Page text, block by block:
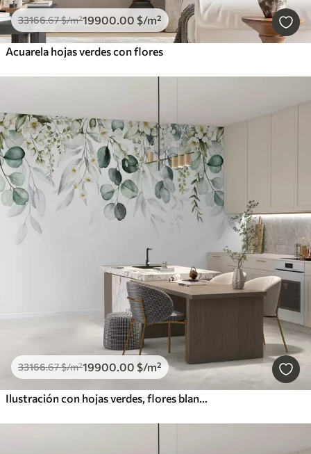
33166.67$/m²19900.00 $/m²
Acuarela hojas verdes con flores
33166.67$/m²19900.00 $/m²
Ilustración con hojas verdes, flores blancas, peonía y ramas